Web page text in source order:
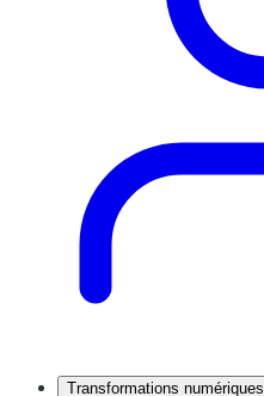
Transformations numériques